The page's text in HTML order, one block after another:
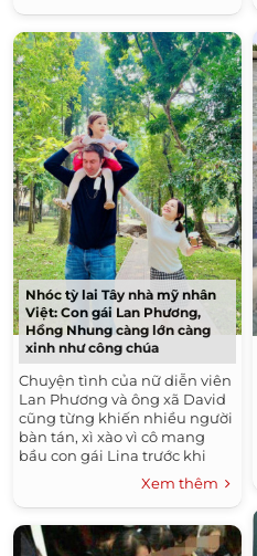
Nhóc tỳ lai Tây nhà mỹ nhân
Việt: Con gái Lan Phương,
Hồng Nhung càng lớn càng
xinh như công chúa
Chuyện tình của nữ diễn viên
Lan Phương và ông xã David
cũng từng khiến nhiều người
bàn tán, xì xào vì cô mang
bầu con gái Lina trước khi
Xem thêm